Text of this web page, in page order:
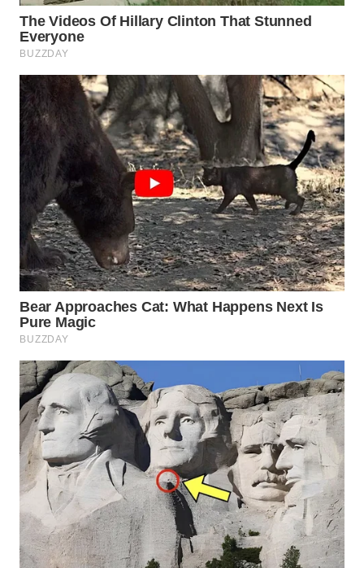
MANDALIKA
WN
LIKUPANG
WN
LABUANBAJO
WN
BORNEO
Wahana
Media
Group
WAHANA
NEWS
WAHANA
TANI
WAHANA
ADVOKAT
WAHANA
INFRASTRUKTUR
WAHANA